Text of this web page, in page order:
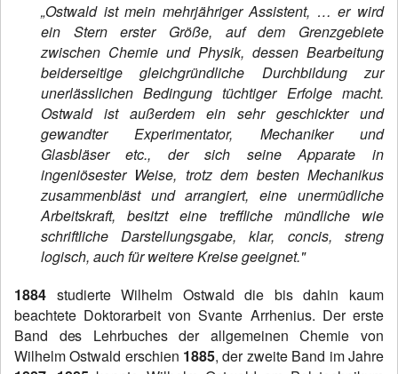
„Ostwald ist mein mehrjähriger Assistent, … er wird
ein Stern erster Größe, auf dem Grenzgebiete
zwischen Chemie und Physik, dessen Bearbeitung
beiderseitige gleichgründliche Durchbildung zur
unerlässlichen Bedingung tüchtiger Erfolge macht.
Ostwald ist außerdem ein sehr geschickter und
gewandter Experimentator, Mechaniker und
Glasbläser etc., der sich seine Apparate in
ingeniösester Weise, trotz dem besten Mechanikus
zusammenbläst und arrangiert, eine unermüdliche
Arbeitskraft, besitzt eine treffliche mündliche wie
schriftliche Darstellungsgabe, klar, concis, streng
logisch, auch für weitere Kreise geeignet."
1884 studierte Wilhelm Ostwald die bis dahin kaum
beachtete Doktorarbeit von Svante Arrhenius. Der erste
Band des Lehrbuches der allgemeinen Chemie von
Wilhelm Ostwald erschien 1885, der zweite Band im Jahre